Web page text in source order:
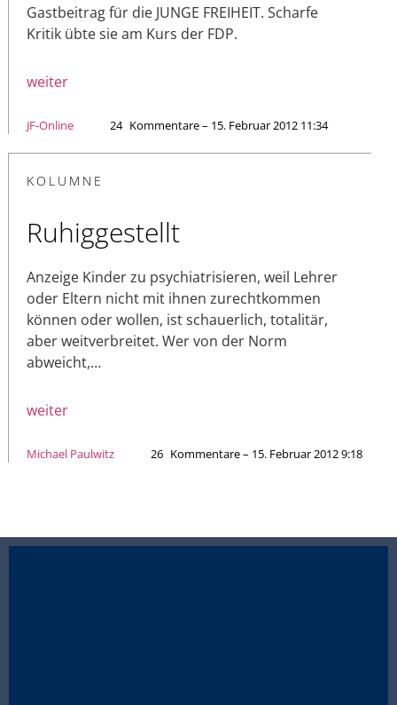
Gastbeitrag für die JUNGE FREIHEIT. Scharfe
Kritik übte sie am Kurs der FDP.
weiter
JF-Online 24 Kommentare – 15. Februar 2012 11:34
KOLUMNE
Ruhiggestellt
Anzeige Kinder zu psychiatrisieren, weil Lehrer
oder Eltern nicht mit ihnen zurechtkommen
können oder wollen, ist schauerlich, totalitär,
aber weitverbreitet. Wer von der Norm
abweicht,…
weiter
Michael Paulwitz 26 Kommentare – 15. Februar 2012 9:18